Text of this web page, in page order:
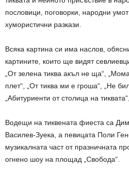
пословици, поговорки, народни
хумористични разкази.
Всяка картина си има наслов,
картините, които ще видят
„От зелена тиква акъл не ща“,
плет“, „От тиква ми е гроша“, „Не
„Абитуриенти от столица на
Водещи на тиквената фиеста са
Василев-Зуека, а певицата Поли
музикалната част от празничната
огнено шоу на площад „Свобода“.